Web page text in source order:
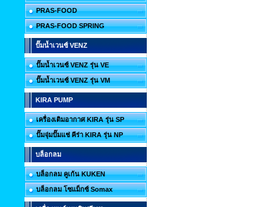
PRAS-FOOD
PRAS-FOOD SPRING
ปั๊มน้ำเวนซ์ VENZ
ปั๊มน้ำเวนซ์ VENZ รุ่น VE
ปั๊มน้ำเวนซ์ VENZ รุ่น VM
KIRA PUMP
เครื่องเติมอากาศ KIRA รุ่น SP
ปั๊มจุ่มปั๊มแช่ คีร่า KIRA รุ่น NP
บล็อกลม
บล็อกลม คูเก้น KUKEN
บล็อกลม โซแม็กซ์ Somax